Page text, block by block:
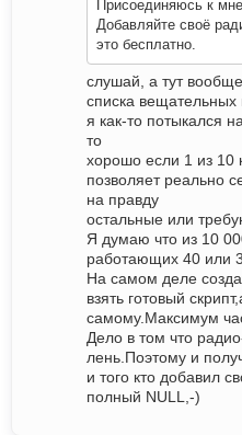
Присоединяюсь к
Добавляйте своё
это бесплатно.
слушай, а тут
списка вещательных
я как-то потыкался
то
хорошо если 1 из 10
позволяет реально
на правду
остальные или
Я думаю что из 10
работающих 40 или
На самом деле
взять готовый
самому.Максимум
Дело в том что
лень.Поэтому и
и того кто добавил
полный NULL,-)